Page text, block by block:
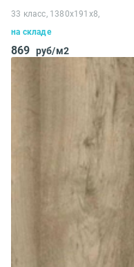
33 класс, 1380x191x8,
на складе
869 руб/м2